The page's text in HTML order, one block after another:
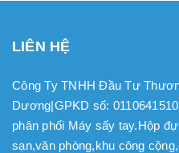
LIÊN HỆ
Công Ty TNHH Đầu Tư
Dương|GPKD số:
phân phối Máy sấy tay.Hộp
sạn,văn phòng,khu công